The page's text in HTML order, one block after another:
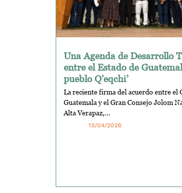
Una Agenda de Desarrollo
entre el Estado de
pueblo Q’eqchi’
La reciente firma del acuerdo entre el
Guatemala y el Gran Consejo Jolom
Alta Verapaz,...
13/04/2026